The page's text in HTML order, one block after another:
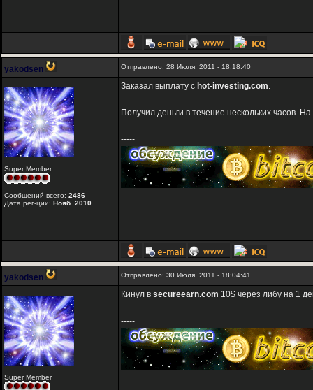
yakodsen Отправлено: 28 Июля, 2011 - 18:18:40
Super Member
Сообщений всего: 2486
Дата рег-ции: Нояб. 2010
Заказал выплату с hot-investing.com.
Получил деньги в течение нескольких часов.
-----
yakodsen Отправлено: 30 Июля, 2011 - 18:04:41
Super Member
Кинул в secureearn.com 10$ через либу на 1
-----